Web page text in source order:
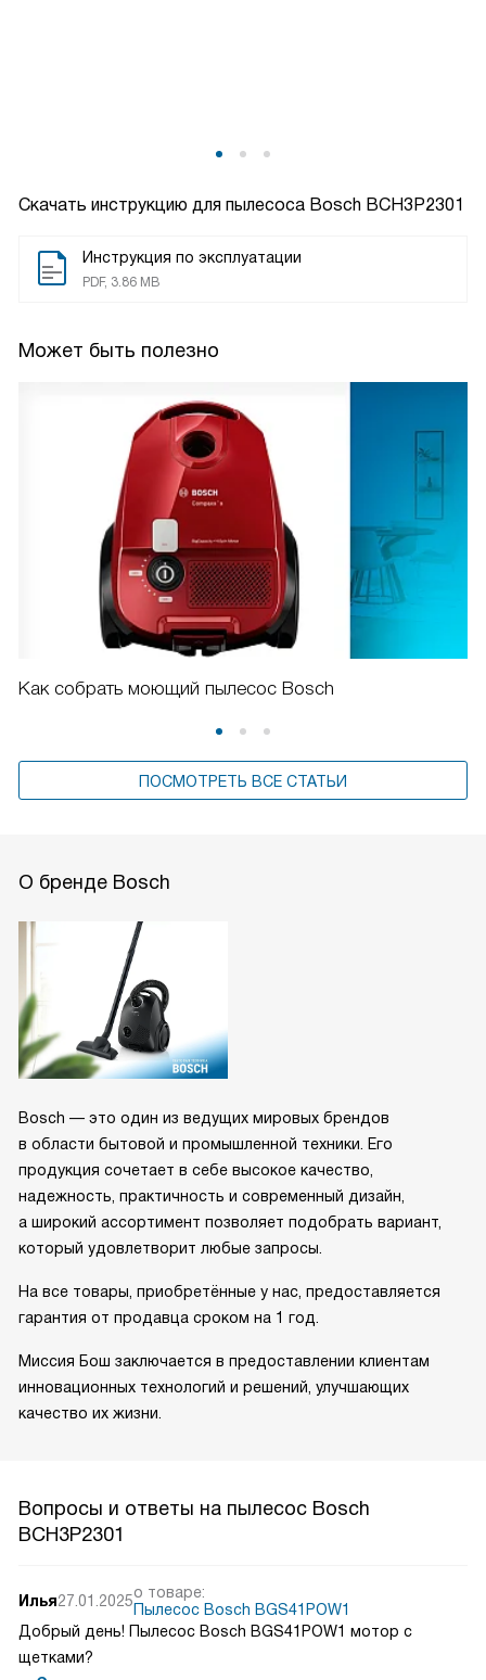
Скачать инструкцию для пылесоса Bosch BCH3P2301
Инструкция по эксплуатации
PDF, 3.86 MB
Может быть полезно
Как собрать моющий пылесос Bosch
ПОСМОТРЕТЬ ВСЕ СТАТЬИ
О бренде Bosch
Bosch — это один из ведущих мировых брендов
в области бытовой и промышленной техники. Его
продукция сочетает в себе высокое качество,
надежность, практичность и современный дизайн,
а широкий ассортимент позволяет подобрать вариант,
который удовлетворит любые запросы.
На все товары, приобретённые у нас, предоставляется
гарантия от продавца сроком на 1 год.
Миссия Бош заключается в предоставлении клиентам
инновационных технологий и решений, улучшающих
качество их жизни.
Вопросы и ответы на пылесос Bosch
BCH3P2301
Илья27.01.2025о товаре:
Пылесос Bosch BGS41POW1
Добрый день! Пылесос Bosch BGS41POW1 мотор с
щетками?